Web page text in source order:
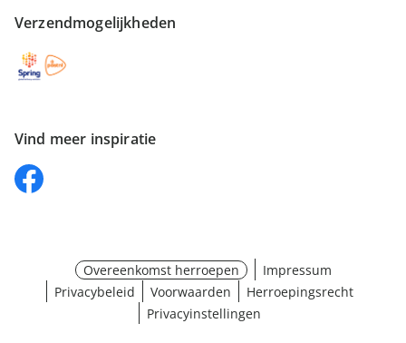
Verzendmogelijkheden
Vind meer inspiratie
Overeenkomst herroepen
Impressum
Privacybeleid
Voorwaarden
Herroepingsrecht
Privacyinstellingen